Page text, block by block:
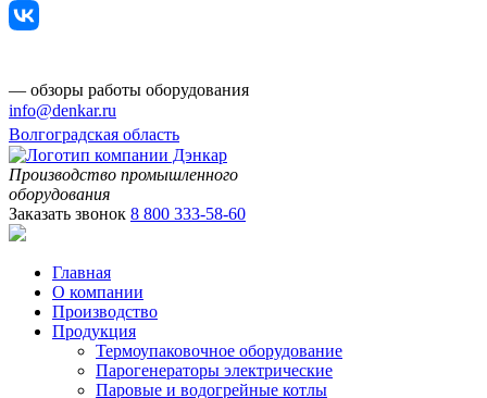
— обзоры работы оборудования
info@denkar.ru
Волгоградская область
Производство промышленного
оборудования
Заказать звонок 8 800 333-58-60
Главная
О компании
Производство
Продукция
Термоупаковочное оборудование
Парогенераторы электрические
Паровые и водогрейные котлы